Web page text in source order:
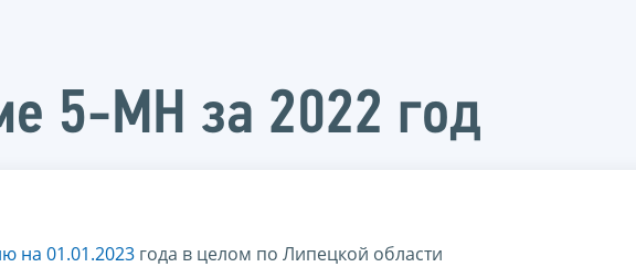
5-МН за 2022 год
на 01.01.2023 года в целом по Липецкой области